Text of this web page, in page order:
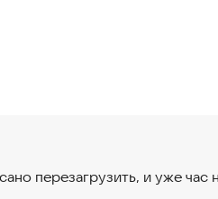
производителями. Наша
магазинов, складов
перезагрузить, и уже